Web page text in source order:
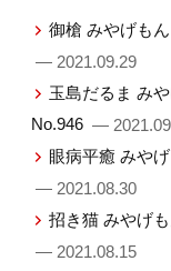
御槍 みやげも
— 2021.09.29
玉島だるま み
No.946 —
眼病平癒 みや
— 2021.08.30
招き猫 みやげ
— 2021.08.15